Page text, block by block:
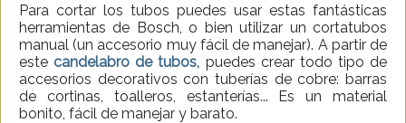
Para cortar los tubos puedes usar estas fantásticas
herramientas de Bosch, o bien utilizar un cortatubos
manual (un accesorio muy fácil de manejar). A partir de
este candelabro de tubos, puedes crear todo tipo de
accesorios decorativos con tuberías de cobre: barras
de cortinas, toalleros, estanterías... Es un material
bonito, fácil de manejar y barato.